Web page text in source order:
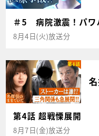
＃5 病院激震！パワ
8月4日(火)放送分
第4話 超戦慄展開
8月7日(金)放送分